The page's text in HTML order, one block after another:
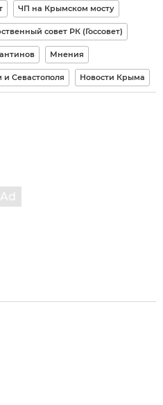
ЧП на Крымском мосту
совет РК (Госсовет)
Мнения
и Севастополя Новости Крыма